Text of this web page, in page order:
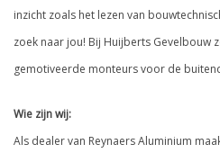
inzicht zoals het lezen van
zoek naar jou! Bij Huijberts Gevelbouw
gemotiveerde monteurs voor de
Wie zijn wij:
Als dealer van Reynaers Aluminium